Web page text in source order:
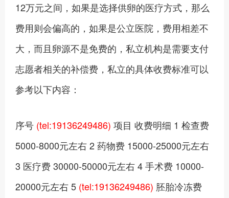
12万元之间，如果是选择供卵的医疗方式，那么
费用则会偏高的，如果是公立医院，费用相差不
大，而且卵源不是免费的，私立机构是需要支付
志愿者相关的补偿费，私立的具体收费标准可以
参考以下内容：
序号 (tel:19136249486) 项目 收费明细 1 检查费
5000-8000元左右 2 药物费 15000-25000元左右
3 医疗费 30000-50000元左右 4 手术费 10000-
20000元左右 5 (tel:19136249486) 胚胎冷冻费